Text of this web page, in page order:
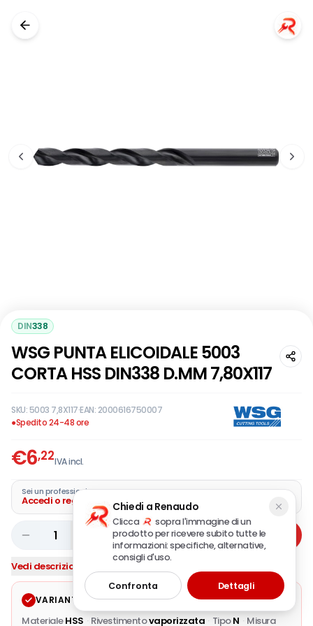
DIN338
WSG PUNTA ELICOIDALE 5003
CORTA HSS DIN338 D.MM 7,80X117
SKU:5003 7,8X117·EAN:2000616750007
●Spedito 24-48 ore
€6,22IVA incl.
Sei un professionista?
Accedi o registra la tua azienda
1 Aggiungi
Vedi descrizione completa
VARIANTE SELEZIONATA Modifica
MaterialeHSS · Rivestimentovaporizzata · TipoN · Misura
Chiedi a Renaudo
Clicca
sopra l'immagine di un
prodotto per ricevere subito tutte le
informazioni: specifiche, alternative,
consigli d'uso.
Confronta Dettagli